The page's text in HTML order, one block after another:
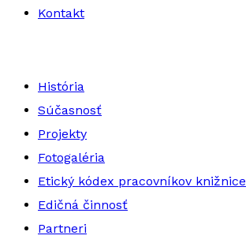
Kontakt
História
Súčasnosť
Projekty
Fotogaléria
Etický kódex pracovníkov knižnice
Edičná činnosť
Partneri